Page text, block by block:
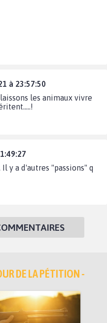
à 23:57:50
les animaux vivre
y a d'autres "passions" q
DE LA PÉTITION -